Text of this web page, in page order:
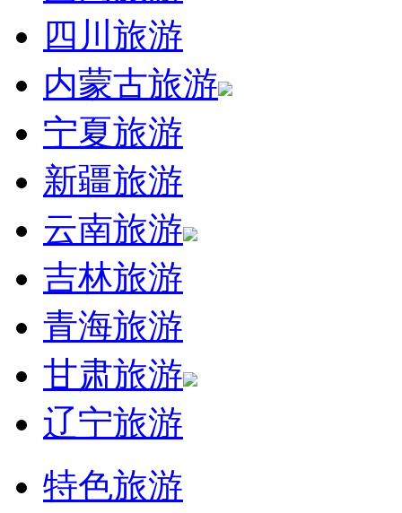
四川旅游
内蒙古旅游
宁夏旅游
新疆旅游
云南旅游
吉林旅游
青海旅游
甘肃旅游
辽宁旅游
特色旅游